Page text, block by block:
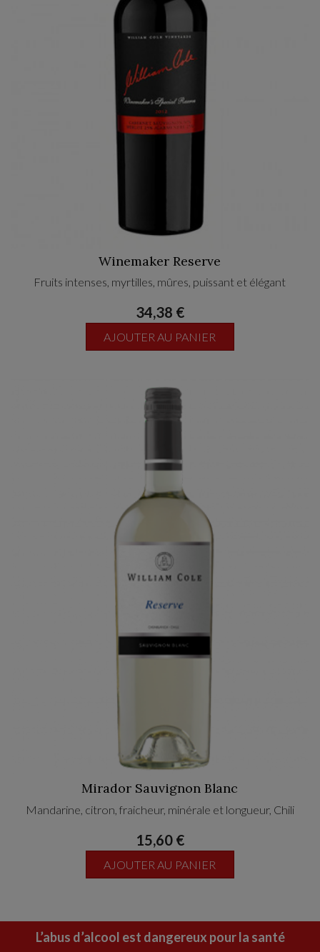
Winemaker Reserve
Fruits intenses, myrtilles, mûres, puissant et élégant
34,38 €
AJOUTER AU PANIER
Mirador Sauvignon Blanc
Mandarine, citron, fraicheur, minérale et longueur, Chili
15,60 €
AJOUTER AU PANIER
L’abus d’alcool est dangereux pour la santé